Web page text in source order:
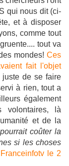
qui nous dit (ci-
et à disposer
comme tout
tout va
mondes! Ces
fait l'objet
juste de se faire
à rien, tout a
également
volontaires, là
et de la
coûter la
si les choses
le 2